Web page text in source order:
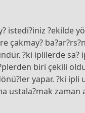
istedi?iniz ?ekilde
çakmay?
?ki iplilerde sa?
biri çekili
yapar. ?ki ipli
ustala?mak zaman